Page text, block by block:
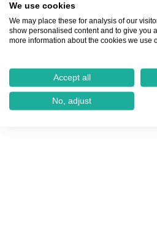
We use cookies
We may place these for analysis of our
show personalised content and to give you
more information about the cookies we use
Accept all
No, adjust